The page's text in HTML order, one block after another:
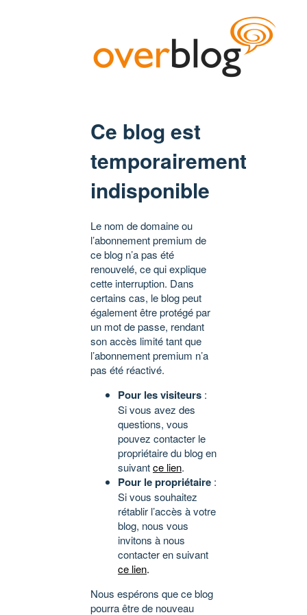
Ce blog est
temporairement
indisponible
Le nom de domaine ou
l’abonnement premium de
ce blog n’a pas été
renouvelé, ce qui explique
cette interruption. Dans
certains cas, le blog peut
également être protégé par
un mot de passe, rendant
son accès limité tant que
l’abonnement premium n’a
pas été réactivé.
Pour les visiteurs :
Si vous avez des
questions, vous
pouvez contacter le
propriétaire du blog en
suivantce lien.
Pour le propriétaire :
Si vous souhaitez
rétablir l’accès à votre
blog, nous vous
invitons à nous
contacter en suivant
ce lien.
Nous espérons que ce blog
pourra être de nouveau